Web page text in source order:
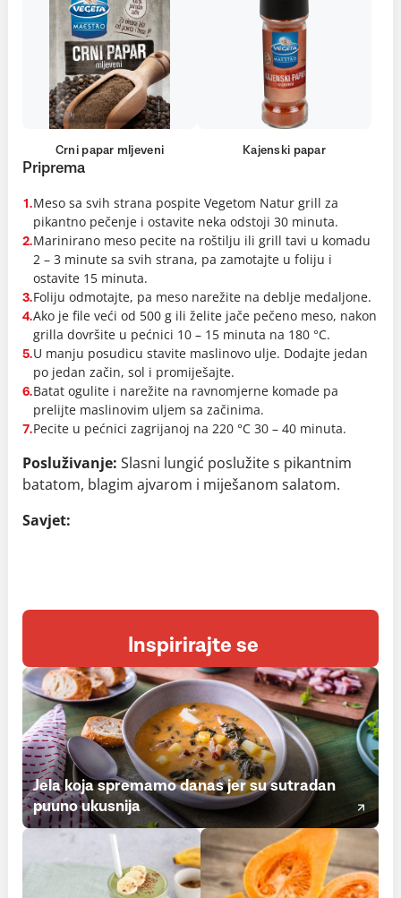
Crni papar mljeveni Kajenski papar
Priprema
1.Meso sa svih strana pospite Vegetom Natur grill za
pikantno pečenje i ostavite neka odstoji 30 minuta.
2.Marinirano meso pecite na roštilju ili grill tavi u komadu
2 – 3 minute sa svih strana, pa zamotajte u foliju i
ostavite 15 minuta.
3.Foliju odmotajte, pa meso narežite na deblje medaljone.
4.Ako je file veći od 500 g ili želite jače pečeno meso, nakon
grilla dovršite u pećnici 10 – 15 minuta na 180 °C.
5.U manju posudicu stavite maslinovo ulje. Dodajte jedan
po jedan začin, sol i promiješajte.
6.Batat ogulite i narežite na ravnomjerne komade pa
prelijte maslinovim uljem sa začinima.
7.Pecite u pećnici zagrijanoj na 220 °C 30 – 40 minuta.
Posluživanje: Slasni lungić poslužite s pikantnim
batatom, blagim ajvarom i miješanom salatom.
Savjet:
Inspirirajte se
Jela koja spremamo danas jer su sutradan
puuno ukusnija